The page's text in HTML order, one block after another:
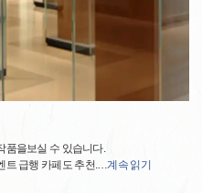
품을보실 수 있습니다.
트 급행 카페도 추천.…계속 읽기